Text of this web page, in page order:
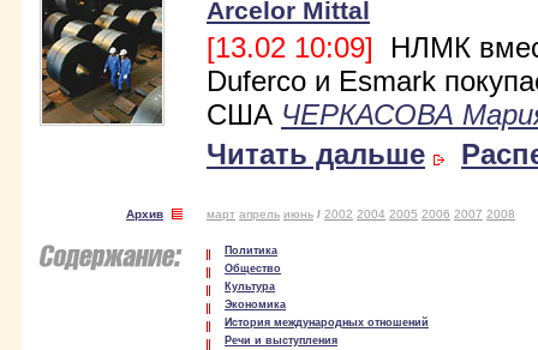
Arcelor Mittal
[13.02 10:09] НЛМК
Duferco и Esmark
США ЧЕРКАСОВА
Читать дальше
Архив март апрель июнь / 2002 2004 2005 2006 2007 2008
Политика
Общество
Культура
Экономика
История международных отношений
Речи и выступления